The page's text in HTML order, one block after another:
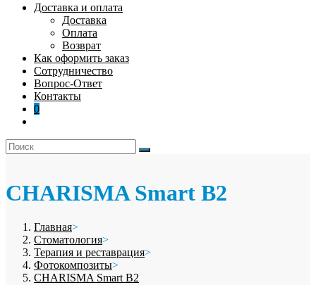
Доставка и оплата
Доставка
Оплата
Возврат
Как оформить заказ
Сотрудничество
Вопрос-Ответ
Контакты
0
CHARISMA Smart B2
Главная>
Стоматология>
Терапия и реставрация>
Фотокомпозиты>
CHARISMA Smart B2